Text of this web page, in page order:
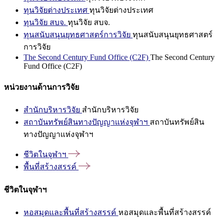
ทุนวิจัยต่างประเทศ ทุนวิจัยต่างประเทศ
ทุนวิจัย สบจ. ทุนวิจัย สบจ.
ทุนสนับสนุนยุทธศาสตร์การวิจัย ทุนสนับสนุนยุทธศาสตร์
การวิจัย
The Second Century Fund Office (C2F) The Second Century
Fund Office (C2F)
หน่วยงานด้านการวิจัย
สำนักบริหารวิจัย สำนักบริหารวิจัย
สถาบันทรัพย์สินทางปัญญาแห่งจุฬาฯ สถาบันทรัพย์สิน
ทางปัญญาแห่งจุฬาฯ
ชีวิตในจุฬาฯ
พื้นที่สร้างสรรค์
ชีวิตในจุฬาฯ
หอสมุดและพื้นที่สร้างสรรค์ หอสมุดและพื้นที่สร้างสรรค์